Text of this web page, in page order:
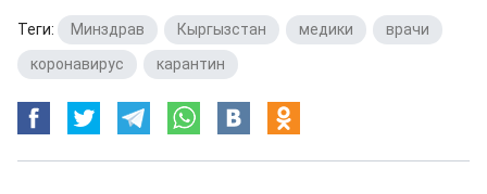
Теги: Минздрав Кыргызстан медики врачи
коронавирус
карантин